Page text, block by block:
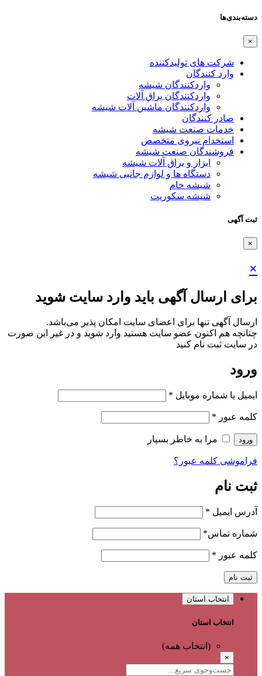
دسته‌بندی‌ها
×
شرکت های تولیدکننده
وارد کنندگان
واردکنندگان شیشه
واردکنندگان یراق آلات
واردکنندگان ماشین آلات شیشه
صادر کنندگان
خدمات صنعت شیشه
استخدام نیروی متخصص
فروشندگان صنعت شیشه
ابزار و یراق آلات شیشه
دستگاه ها و لوازم جانبی شیشه
شیشه خام
شیشه سکوریت
ثبت آگهی
×
×
برای ارسال آگهی باید وارد سایت شوید
ارسال آگهی تنها برای اعضای سایت امکان پذیر می‌باشد.
چنانچه هم‌ اکنون عضو سایت هستید وارد شوید و در غیر این صورت
در سایت ثبت نام کنید
ورود
ایمیل یا شماره موبایل *
کلمه عبور *
ورود مرا به خاطر بسپار
فراموشی کلمه عبور؟
ثبت نام
آدرس ایمیل *
شماره تماس*
کلمه عبور *
ثبت نام
انتخاب استان
انتخاب استان
(انتخاب همه)
×